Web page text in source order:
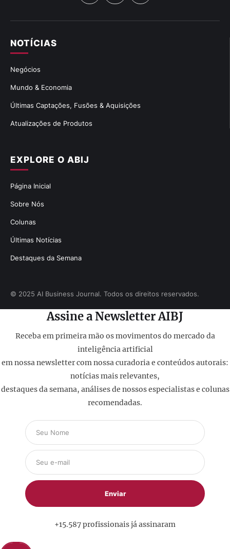
EXPLORE O ABIJ
Página Inicial
Sobre Nós
Colunas
Últimas Notícias
Destaques da Semana
NOTÍCIAS
Negócios
Mundo & Economia
Últimas Captações, Fusões & Aquisições
Atualizações de Produtos
© 2025 AI Business Journal. Todos os direitos reservados.
Assine a Newsletter AIBJ
Receba em primeira mão os movimentos do mercado da
inteligência artificial
em nossa newsletter com nossa curadoria e conteúdos autorais:
notícias mais relevantes,
destaques da semana, análises de nossos especialistas e colunas
recomendadas.
+15.587 profissionais já assinaram